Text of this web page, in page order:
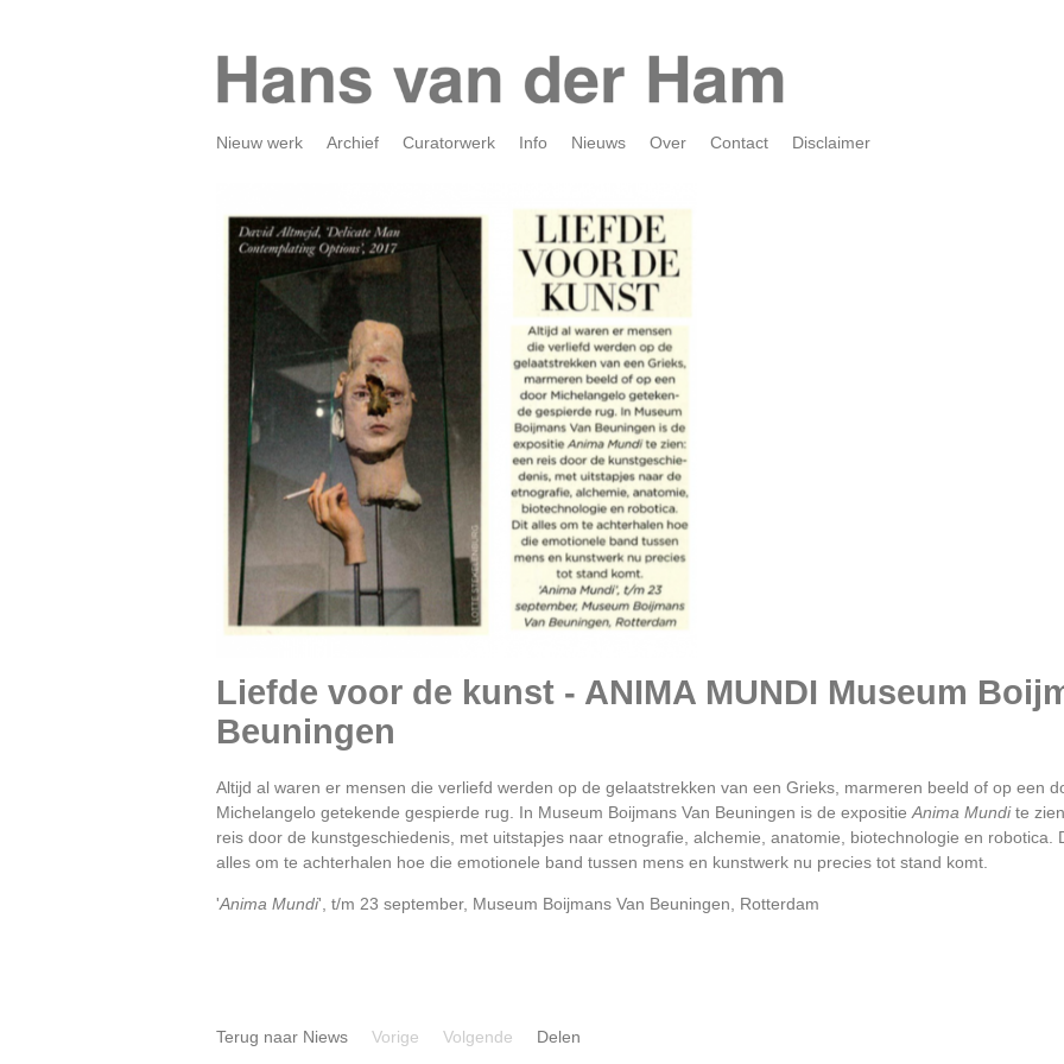
Nieuw werk Archief Curatorwerk Info Nieuws Over Contact Disclaimer
Liefde voor de kunst - ANIMA MUNDI Museum
Beuningen
Altijd al waren er mensen die verliefd werden op de gelaatstrekken van een Grieks, marmeren beeld of op een
Michelangelo getekende gespierde rug. In Museum Boijmans Van Beuningen is de expositie Anima Mundite
reis door de kunstgeschiedenis, met uitstapjes naar etnografie, alchemie, anatomie, biotechnologie en robotica.
alles om te achterhalen hoe die emotionele band tussen mens en kunstwerk nu precies tot stand komt.
'Anima Mundi', t/m 23 september, Museum Boijmans Van Beuningen, Rotterdam
Terug naar Niews Vorige Volgende Delen